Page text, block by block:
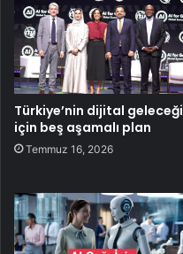
Türkiye’nin dijital geleceği
için beş aşamalı plan
Temmuz 16, 2026